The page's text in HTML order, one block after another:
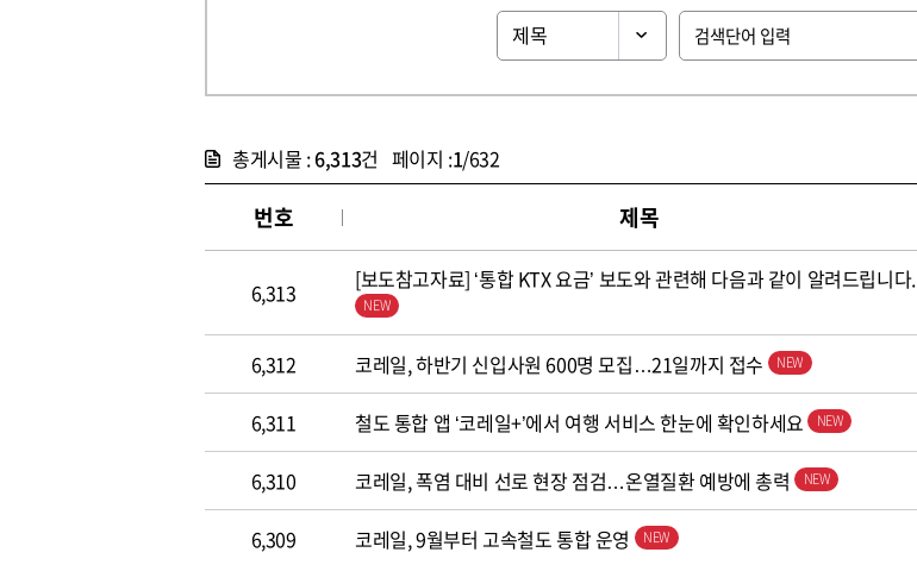
총게시물 :6,313건 페이지 :1/632
번호 제목
6,313 [보도참고자료] ‘통합 KTX 요금’ 보도와 관련해 다음과 같이 알려드립니다.
6,312 코레일, 하반기 신입사원 600명 모집…21일까지 접수
6,311 철도 통합 앱 ‘코레일+’에서 여행 서비스 한눈에 확인하세요
6,310 코레일, 폭염 대비 선로 현장 점검…온열질환 예방에 총력
6,309 코레일, 9월부터 고속철도 통합 운영